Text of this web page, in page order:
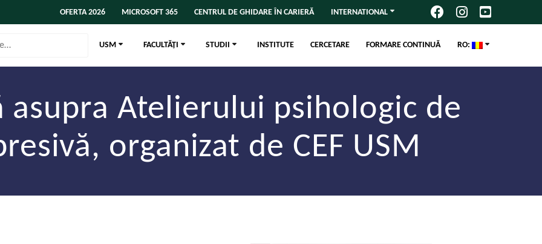
OFERTA 2026 MICROSOFT 365 CENTRUL DE GHIDARE ÎN CARIERĂ INTERNATIONAL
USM FACULTĂȚI STUDII INSTITUTE CERCETARE FORMARE CONTINUĂ RO:
asupra Atelierului psihologic de
organizat de CEF USM